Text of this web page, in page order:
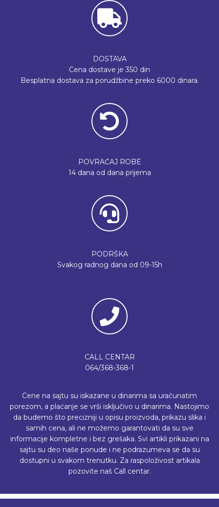
DOSTAVA
Cena dostave je 350 din
Besplatna dostava za porudžbine preko 6000 dinara.
POVRAĆAJ ROBE
14 dana od dana prijema
PODRŠKA
Svakog radnog dana od 09-15h
CALL CENTAR
064/368-368-1
Cene na sajtu su iskazane u dinarima sa uračunatim
porezom, a plaćanje se vrši isključivo u dinarima. Nastojimo
da budemo što precizniji u opisu proizvoda, prikazu slika i
samih cena, ali ne možemo garantovati da su sve
informacije kompletne i bez grešaka. Svi artikli prikazani na
sajtu su deo naše ponude i ne podrazumeva se da su
dostupni u svakom trenutku. Za raspoloživost artikala
pozovite naš Call centar.